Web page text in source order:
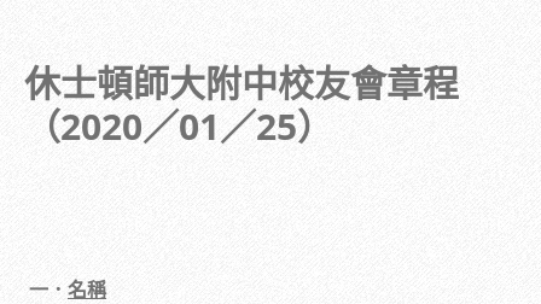
休士頓師大附中校友會章程
（2020／01／25）
一． 名稱